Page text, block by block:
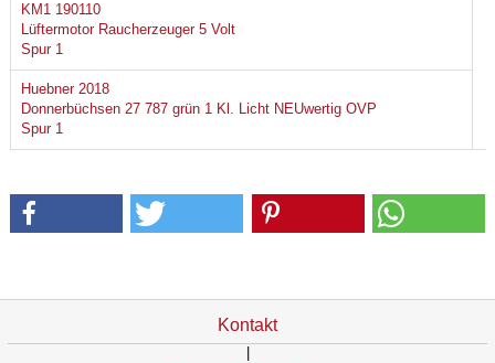
KM1 190110
Lüftermotor Raucherzeuger 5 Volt
Spur 1
Huebner 2018
Donnerbüchsen 27 787 grün 1 Kl. Licht NEUwertig OVP
Spur 1
Kontakt